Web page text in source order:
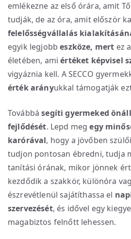
emlékezne az első órára, amit
tudják, de az óra, amit először
felelősségvállalás
egyik legjobbeszköze, mert ez
életében, amiértéket képvisel
vigyáznia kell. A SECCO
érték arányukkal támogatják
Továbbásegíti gyermeked
fejlődését. Lepd megegy
karórával, hogy a jövőben
tudjon pontosan ébredni, tudja
tanítási órának, mikor jönnek
kezdődik a szakkör, különóra
észrevétlenül sajátíthassa el
szervezését, és idővel egy
magabiztos felnőtt lehessen.